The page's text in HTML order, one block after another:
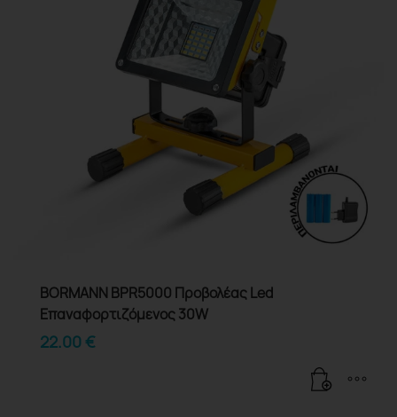
BORMANN BPR5000 Προβολέας Led
Επαναφορτιζόμενος 30W
22.00€